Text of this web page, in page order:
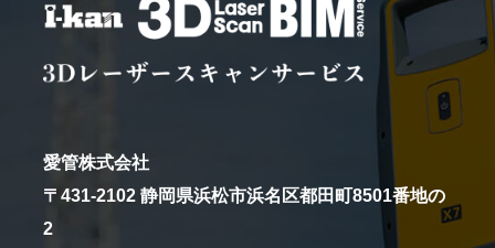
愛管株式会社
〒431-2102 静岡県浜松市浜名区都田町8501番地の
2